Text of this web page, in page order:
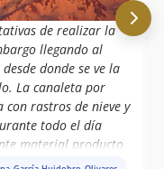
de realizar la
llegando al
donde se ve la
La canaleta por
con rastros de nieve y
todo el día
material producto
a los 4.500 mts.